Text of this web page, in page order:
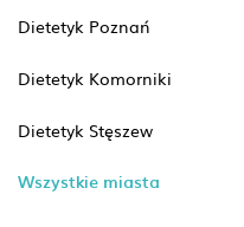
Dietetyk Poznań
Dietetyk Komorniki
Dietetyk Stęszew
Wszystkie miasta